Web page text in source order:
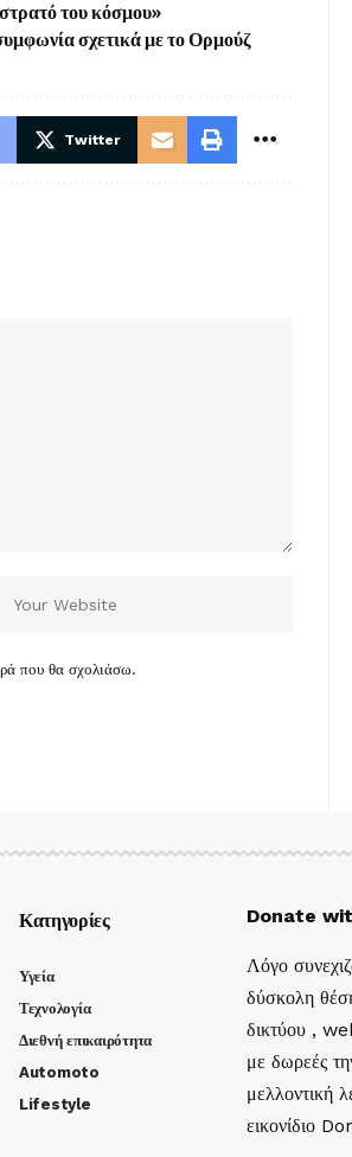
του κόσμου»
σχετικά με το Ορμούζ
Twitter
που θα σχολιάσω.
Κατηγορίες
Υγεία
Τεχνολογία
Διεθνή επικαιρότητα
Automoto
Lifestyle
Donate
Λόγο
δύσκολη
δικτύου ,
με δωρεές
μελλοντική
εικονίδιο